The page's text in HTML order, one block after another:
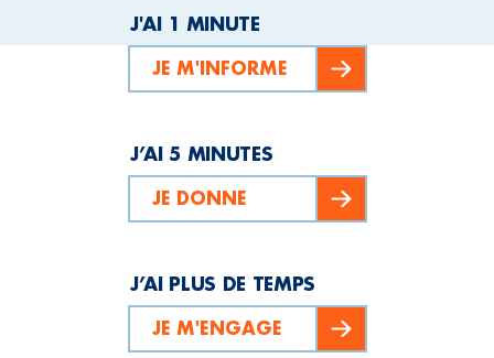
J'AI 1 MINUTE
JE M'INFORME
J’AI 5 MINUTES
JE DONNE
J’AI PLUS DE TEMPS
JE M'ENGAGE